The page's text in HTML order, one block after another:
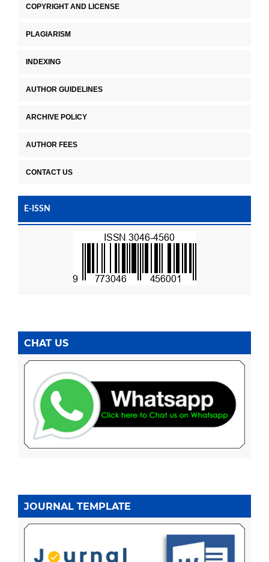
COPYRIGHT AND LICENSE
PLAGIARISM
INDEXING
AUTHOR GUIDELINES
ARCHIVE POLICY
AUTHOR FEES
CONTACT US
E-ISSN
CHAT US
JOURNAL TEMPLATE